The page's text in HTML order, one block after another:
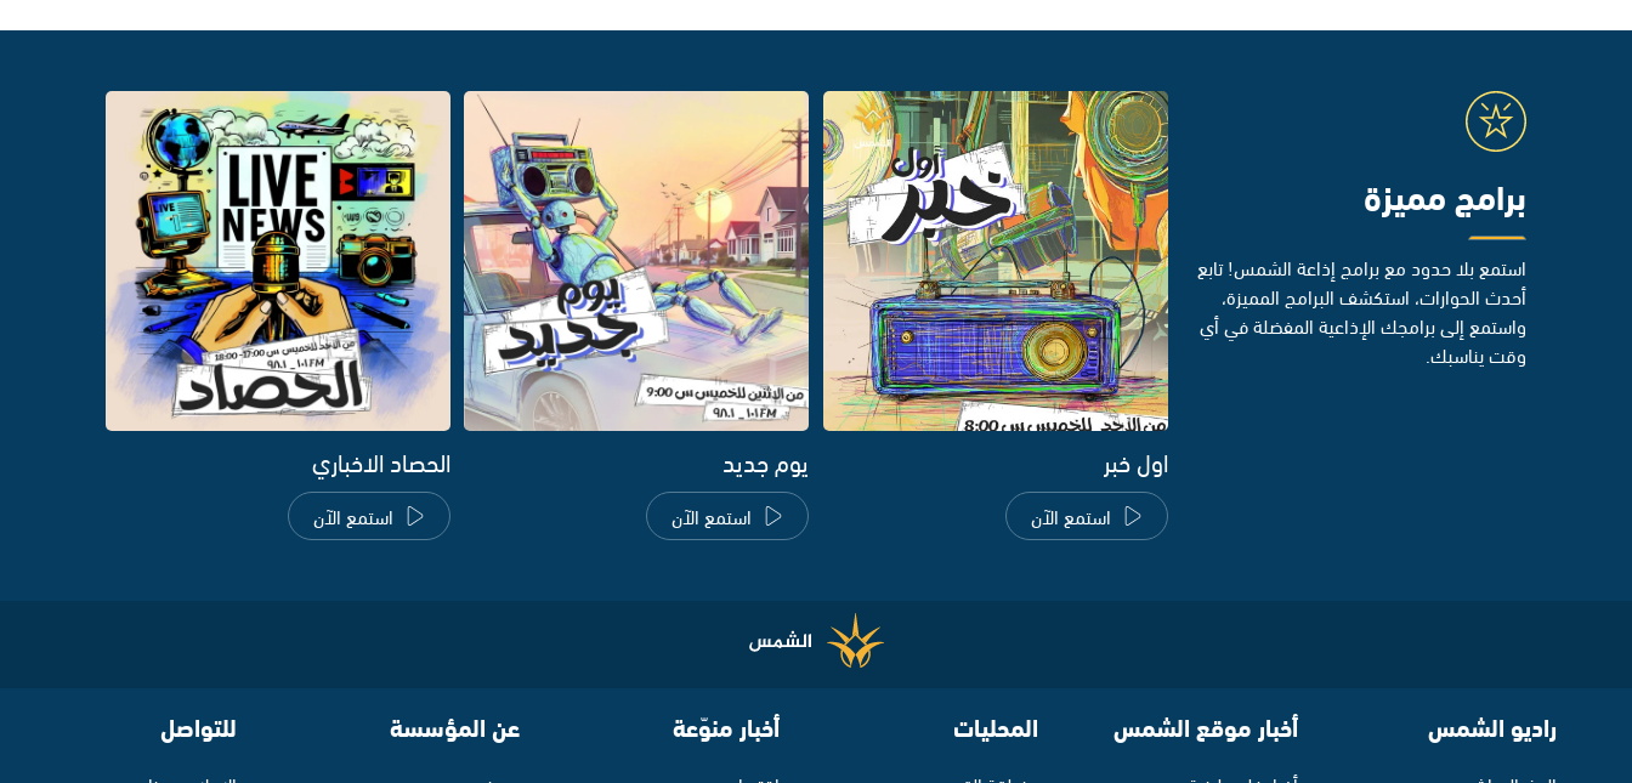
برامج مميزة
استمع بلا حدود مع برامج إذاعة الشمس! تابع
أحدث الحوارات، استكشف البرامج المميزة،
واستمع إلى برامجك الإذاعية المفضلة في أي
وقت يناسبك.
اول خبر
استمع الآن
يوم جديد
استمع الآن
الحصاد الاخباري
استمع الآن
راديو الشمس أخبار موقع الشمس المحليات أخبار منوّعة عن المؤسسة للتواصل